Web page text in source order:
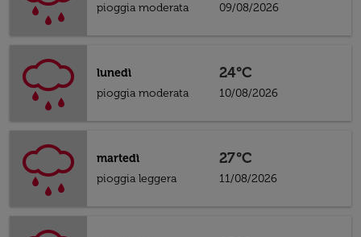
pioggia moderata
09/08/2026
lunedì
pioggia moderata
24°C
10/08/2026
martedì
pioggia leggera
27°C
11/08/2026